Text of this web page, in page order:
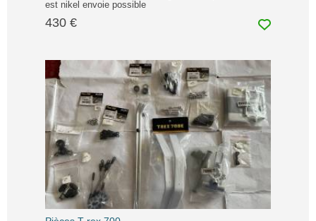
est nikel envoie possible
430 €